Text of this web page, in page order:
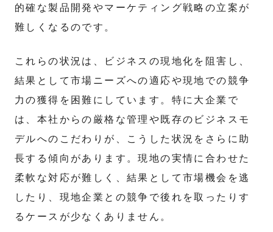
的確な製品開発やマーケティング戦略の立案が
難しくなるのです。
これらの状況は、ビジネスの現地化を阻害し、
結果として市場ニーズへの適応や現地での競争
力の獲得を困難にしています。特に大企業で
は、本社からの厳格な管理や既存のビジネスモ
デルへのこだわりが、こうした状況をさらに助
長する傾向があります。現地の実情に合わせた
柔軟な対応が難しく、結果として市場機会を逃
したり、現地企業との競争で後れを取ったりす
るケースが少なくありません。